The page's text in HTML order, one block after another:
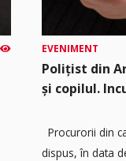
EVENIMENT
Polițist din
și copilul.
Procurorii din
dispus, în data